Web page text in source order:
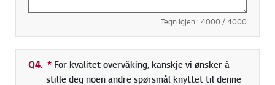
Tegn igjen : 4000/ 4000
Q4. * Obligatorisk felt
For kvalitet overvåking, kanskje vi ønsker å
stille deg noen andre spørsmål knyttet til denne